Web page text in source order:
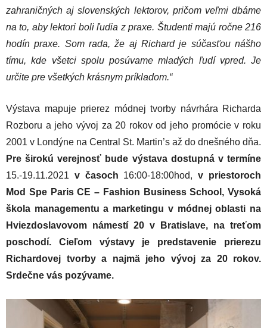
zahraničných aj slovenských lektorov, pričom veľmi dbáme
na to, aby lektori boli ľudia z praxe. Študenti majú ročne 216
hodín praxe. Som rada, že aj Richard je súčasťou nášho
tímu, kde všetci spolu posúvame mladých ľudí vpred. Je
určite pre všetkých krásnym príkladom.“
Výstava mapuje prierez módnej tvorby návrhára Richarda
Rozboru a jeho vývoj za 20 rokov od jeho promócie v roku
2001 v Londýne na Central St. Martin’s až do dnešného dňa.
Pre širokú verejnosť bude výstava dostupná v termíne
15.-19.11.2021 v časoch 16:00-18:00hod, v priestoroch
Mod Spe Paris CE – Fashion Business School, Vysoká
škola managementu a marketingu v módnej oblasti na
Hviezdoslavovom námestí 20 v Bratislave, na treťom
poschodí. Cieľom výstavy je predstavenie prierezu
Richardovej tvorby a najmä jeho vývoj za 20 rokov.
Srdečne vás pozývame.